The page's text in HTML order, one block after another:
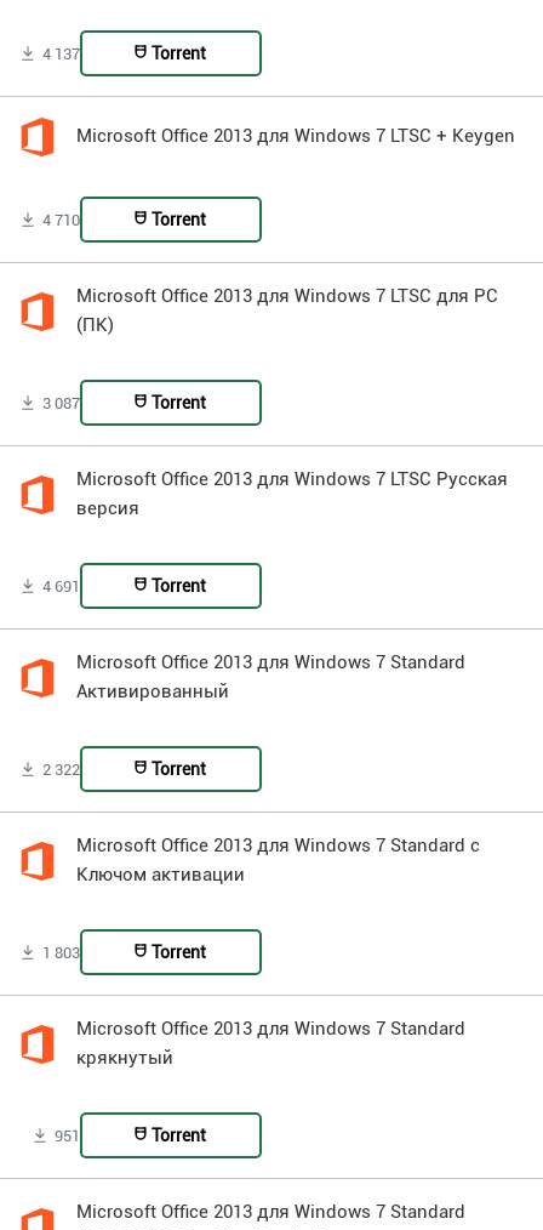
4 137 Torrent
Microsoft Office 2013 для Windows 7 LTSC + Keygen
4 710 Torrent
Microsoft Office 2013 для Windows 7 LTSC для PC
(ПК)
3 087 Torrent
Microsoft Office 2013 для Windows 7 LTSC Русская
версия
4 691 Torrent
Microsoft Office 2013 для Windows 7 Standard
Активированный
2 322 Torrent
Microsoft Office 2013 для Windows 7 Standard с
Ключом активации
1 803 Torrent
Microsoft Office 2013 для Windows 7 Standard
крякнутый
951 Torrent
Microsoft Office 2013 для Windows 7 Standard